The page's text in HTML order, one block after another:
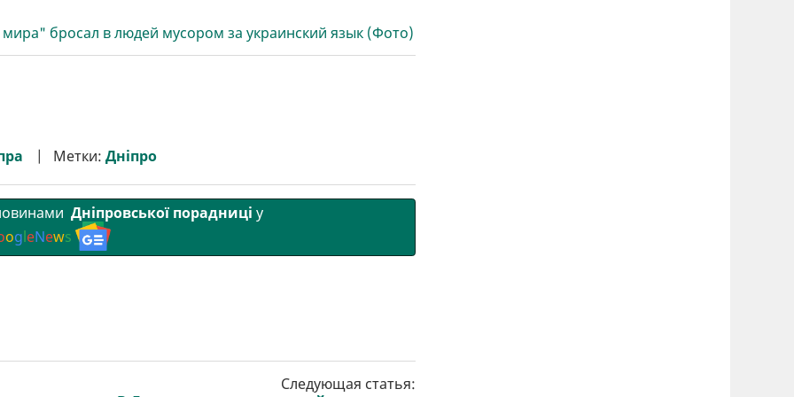
бросал в людей мусором за украинский язык (Фото)
Метки: Дніпро
Дніпровської порадниці у
ogleNews
Следующая статья: